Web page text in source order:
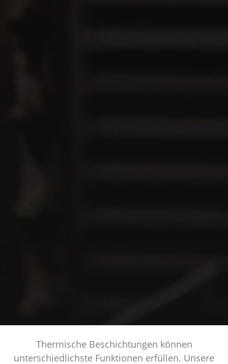
Thermische Beschichtungen können
unterschiedlichste Funktionen erfüllen. Unsere